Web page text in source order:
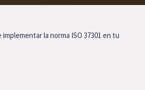
la norma ISO 37301 en tu